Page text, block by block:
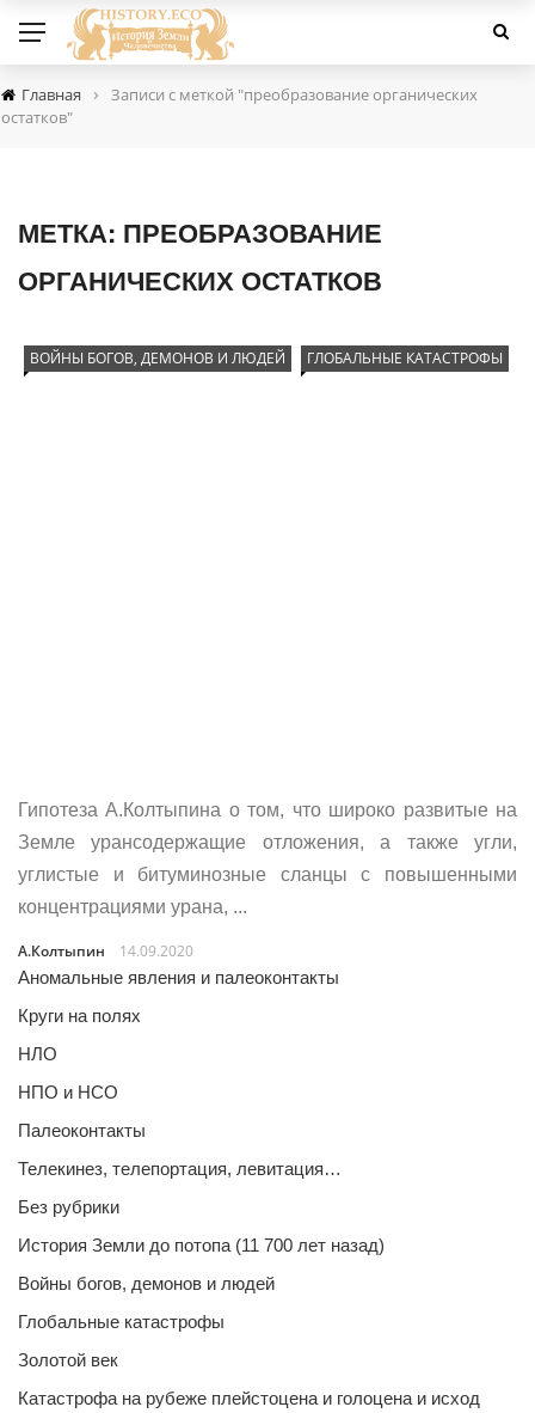
Главная ›
Записи с меткой "преобразование органических
остатков"
МЕТКА: ПРЕОБРАЗОВАНИЕ
ОРГАНИЧЕСКИХ ОСТАТКОВ
ВОЙНЫ БОГОВ, ДЕМОНОВ И ЛЮДЕЙ ГЛОБАЛЬНЫЕ КАТАСТРОФЫ
Гипотеза А.Колтыпина о том, что широко развитые на
Земле урансодержащие отложения, а также угли,
углистые и битуминозные сланцы с повышенными
концентрациями урана, ...
А.Колтыпин
14.09.2020
Аномальные явления и палеоконтакты
Круги на полях
НЛО
НПО и НСО
Палеоконтакты
Телекинез, телепортация, левитация…
Без рубрики
История Земли до потопа (11 700 лет назад)
Войны богов, демонов и людей
Глобальные катастрофы
Золотой век
Катастрофа на рубеже плейстоцена и голоцена и исход